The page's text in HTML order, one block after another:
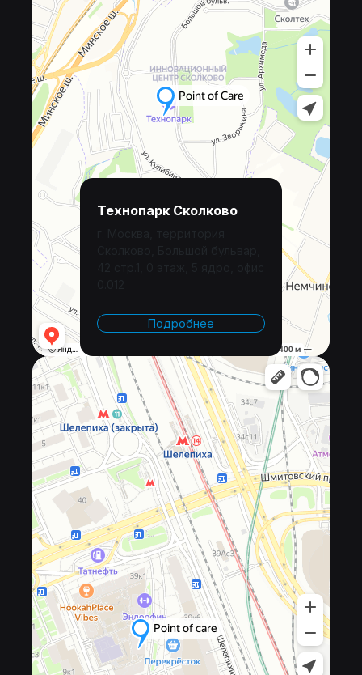
Технопарк Сколково
Подробнее